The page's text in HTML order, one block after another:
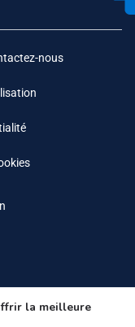
nous
la meilleure